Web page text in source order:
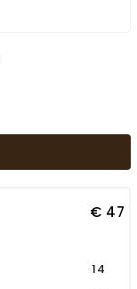
€ 47
14